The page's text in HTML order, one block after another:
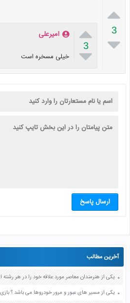

3


3

امیرعلی
خیلی مسخره است
ارسال پاسخ
آخرین مطالب
یکی از مسیر های عبور و مرور خودروها می باشد ؟